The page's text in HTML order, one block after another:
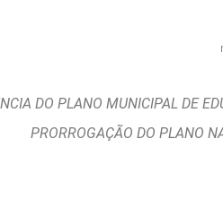
DO PLANO MUNICIPAL DE
PRORROGAÇÃO DO PLANO